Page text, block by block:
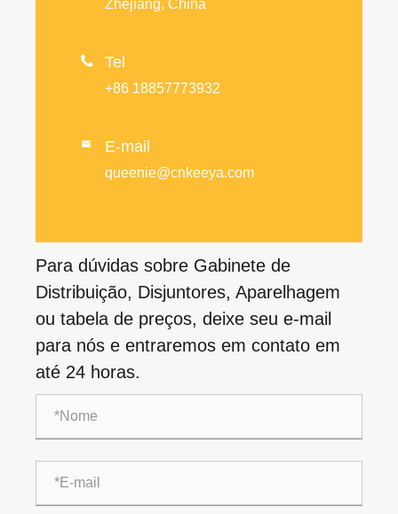
Zhejiang, China
 Tel
+86 18857773932
 E-mail
queenie@cnkeeya.com
Para dúvidas sobre Gabinete de
Distribuição, Disjuntores, Aparelhagem
ou tabela de preços, deixe seu e-mail
para nós e entraremos em contato em
até 24 horas.